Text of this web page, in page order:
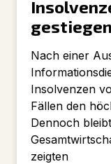
gestiegen
Nach einer
Insolvenzen
Fällen den
Dennoch
zeigten